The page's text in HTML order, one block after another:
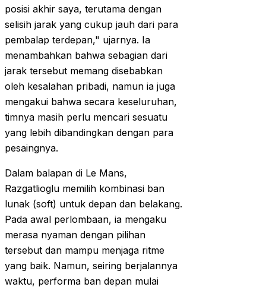
posisi akhir saya, terutama dengan
selisih jarak yang cukup jauh dari para
pembalap terdepan," ujarnya. Ia
menambahkan bahwa sebagian dari
jarak tersebut memang disebabkan
oleh kesalahan pribadi, namun ia juga
mengakui bahwa secara keseluruhan,
timnya masih perlu mencari sesuatu
yang lebih dibandingkan dengan para
pesaingnya.
Dalam balapan di Le Mans,
Razgatlioglu memilih kombinasi ban
lunak (soft) untuk depan dan belakang.
Pada awal perlombaan, ia mengaku
merasa nyaman dengan pilihan
tersebut dan mampu menjaga ritme
yang baik. Namun, seiring berjalannya
waktu, performa ban depan mulai